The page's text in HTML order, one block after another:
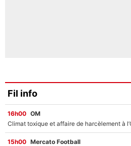
Fil info
16h00 OM
15h00 Mercato Football